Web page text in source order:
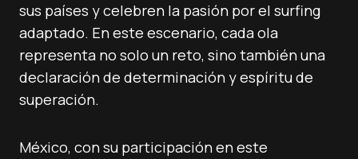
sus países y celebren la pasión por el surfing
adaptado. En este escenario, cada ola
representa no solo un reto, sino también una
declaración de determinación y espíritu de
superación.
México, con su participación en este